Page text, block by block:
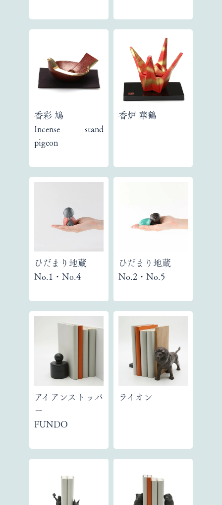
香彩 鳩
Incense stand
pigeon
香炉 華鶴
ひだまり地蔵
No.1・No.4
ひだまり地蔵
No.2・No.5
アイアンストッパ
ー
FUNDO
ライオン